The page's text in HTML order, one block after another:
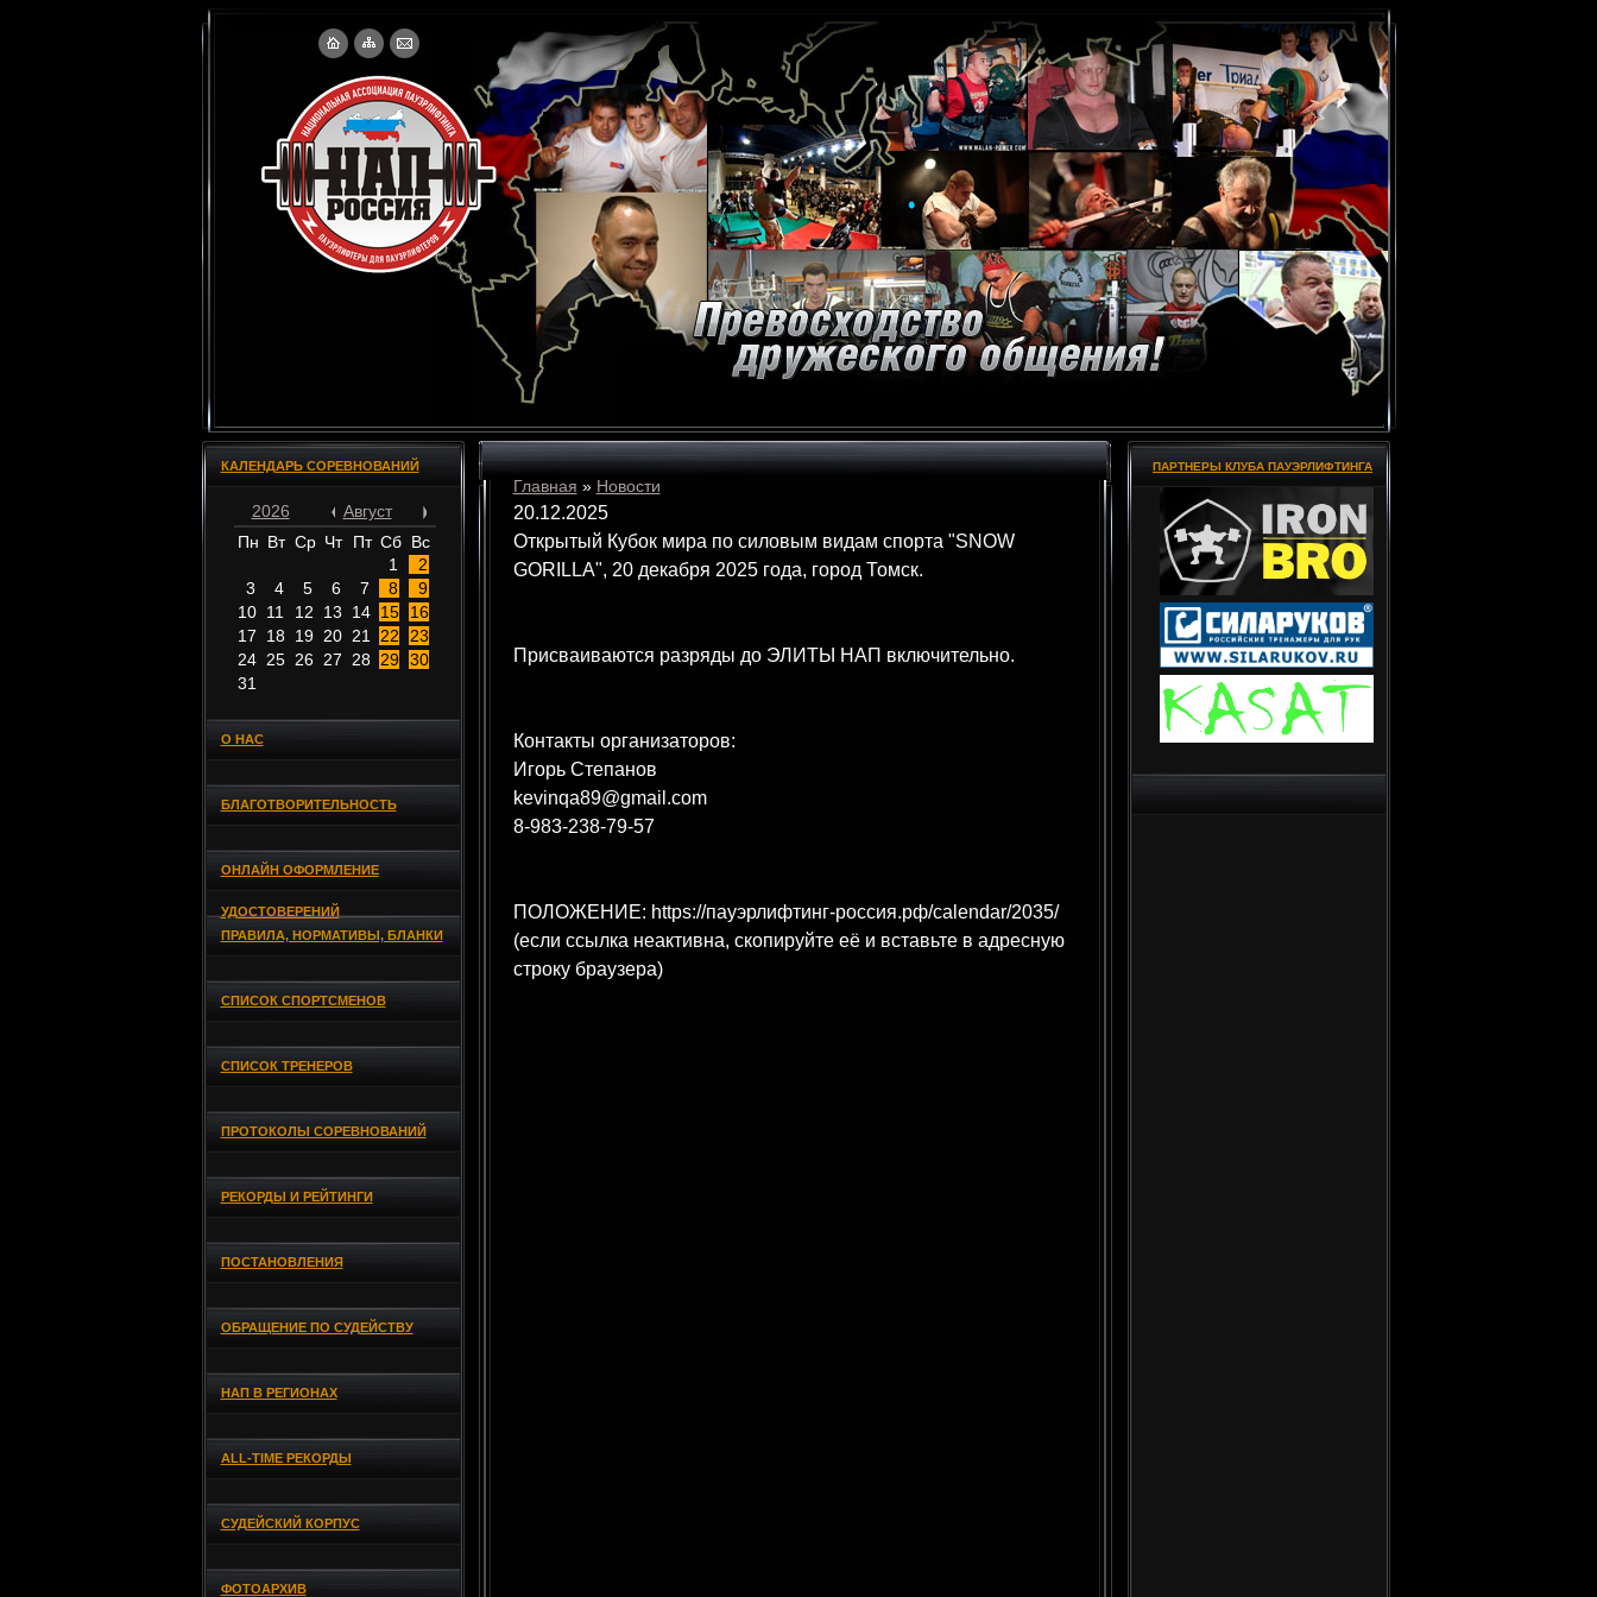
КАЛЕНДАРЬ СОРЕВНОВАНИЙ
2026
Август
Пн Вт Ср Чт Пт Сб Вс
1
2
3
4 5 6 7 8
9
10 11 12 13 14 15
16
17
18 19 20 21 22
23
24 25 26 27 28 29 30
31
О НАС
БЛАГОТВОРИТЕЛЬНОСТЬ
ОНЛАЙН ОФОРМЛЕНИЕ
УДОСТОВЕРЕНИЙ
ПРАВИЛА, НОРМАТИВЫ, БЛАНКИ
СПИСОК СПОРТСМЕНОВ
СПИСОК ТРЕНЕРОВ
ПРОТОКОЛЫ СОРЕВНОВАНИЙ
РЕКОРДЫ И РЕЙТИНГИ
ПОСТАНОВЛЕНИЯ
ОБРАЩЕНИЕ ПО СУДЕЙСТВУ
НАП В РЕГИОНАХ
ALL-TIME РЕКОРДЫ
СУДЕЙСКИЙ КОРПУС
ФОТОАРХИВ
Главная » Новости
20.12.2025
Открытый Кубок мира по силовым видам спорта "SNOW
GORILLA", 20 декабря 2025 года, город Томск.
Присваиваются разряды до ЭЛИТЫ НАП включительно.
Контакты организаторов:
Игорь Степанов
kevinqa89@gmail.com
8-983-238-79-57
ПОЛОЖЕНИЕ: https://пауэрлифтинг-россия.рф/calendar/2035/
(если ссылка неактивна, скопируйте её и вставьте в адресную
строку браузера)
ПАРТНЕРЫ КЛУБА ПАУЭРЛИФТИНГА